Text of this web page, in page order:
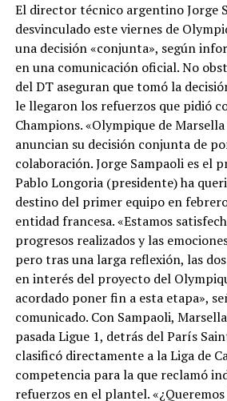
El director técnico argentino Jorge
desvinculado este viernes de
una decisión «conjunta», según
en una comunicación oficial. No
del DT aseguran que tomó la
le llegaron los refuerzos que pidió
Champions. «Olympique de
anuncian su decisión conjunta de
colaboración. Jorge Sampaoli es el
Pablo Longoria (presidente) ha
destino del primer equipo en
entidad francesa. «Estamos
progresos realizados y las
pero tras una larga reflexión, las
en interés del proyecto del
acordado poner fin a esta etapa»,
comunicado. Con Sampaoli,
pasada Ligue 1, detrás del París
clasificó directamente a la Liga de
competencia para la que reclamó
refuerzos en el plantel.